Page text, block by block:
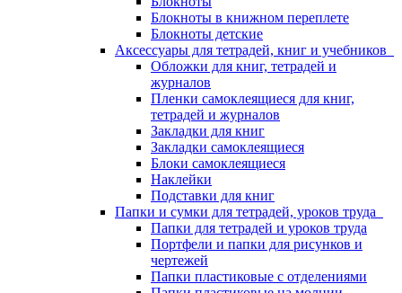
Блокноты в книжном переплете
Блокноты детские
Аксессуары для тетрадей, книг и учебников
Обложки для книг, тетрадей и
журналов
Пленки самоклеящиеся для книг,
тетрадей и журналов
Закладки для книг
Закладки самоклеящиеся
Блоки самоклеящиеся
Наклейки
Подставки для книг
Папки и сумки для тетрадей, уроков труда
Папки для тетрадей и уроков труда
Портфели и папки для рисунков и
чертежей
Папки пластиковые с отделениями